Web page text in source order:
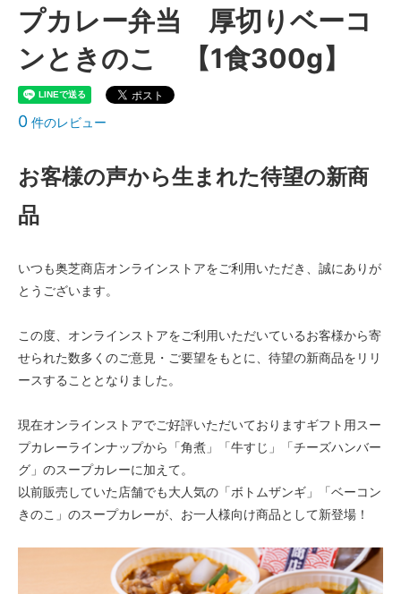
プカレー弁当 厚切りベーコ
ンときのこ 【1食300g】
0 件のレビュー
お客様の声から生まれた待望の新商
品
いつも奥芝商店オンラインストアをご利用いただき、誠にありが
とうございます。
この度、オンラインストアをご利用いただいているお客様から寄
せられた数多くのご意見・ご要望をもとに、待望の新商品をリリ
ースすることとなりました。
現在オンラインストアでご好評いただいておりますギフト用スー
プカレーラインナップから「角煮」「牛すじ」「チーズハンバー
グ」のスープカレーに加えて。
以前販売していた店舗でも大人気の「ボトムザンギ」「ベーコン
きのこ」のスープカレーが、お一人様向け商品として新登場！